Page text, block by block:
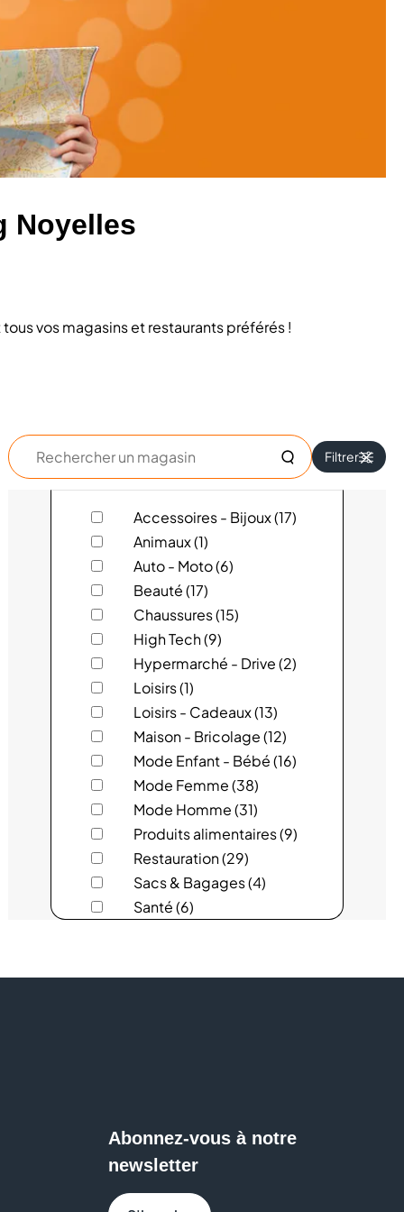
Noyelles
vos magasins et restaurants préférés !
Rechercher
un
magasin
Filtrer
123 PARE-BRISE
4 MURS
ACTION
ADOPT'
AGENCE VOYAGES BAUDART
ALIZÉS PRESSING
ARMAND THIERY
AU BUREAU
AUCHAN
AUCHAN DRIVE
B&M
BLEU
Accessoires - Bijoux (17)
Animaux (1)
Auto - Moto (6)
Beauté (17)
Chaussures (15)
High Tech (9)
Hypermarché - Drive (2)
Loisirs (1)
Loisirs - Cadeaux (13)
Maison - Bricolage (12)
Mode Enfant - Bébé (16)
Mode Femme (38)
Mode Homme (31)
Produits alimentaires (9)
Restauration (29)
Sacs & Bagages (4)
Santé (6)
Sport (11)
Abonnez-vous à notre
newsletter